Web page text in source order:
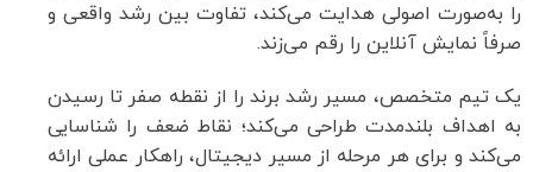
را به‌صورت اصولی هدایت می‌کند، تفاوت بین رشد واقعی و
صرفاً نمایش آنلاین را رقم می‌زند.
یک تیم متخصص، مسیر رشد برند را از نقطه صفر تا رسیدن
به اهداف بلندمدت طراحی می‌کند؛ نقاط ضعف را شناسایی
می‌کند و برای هر مرحله از مسیر دیجیتال، راهکار عملی ارائه